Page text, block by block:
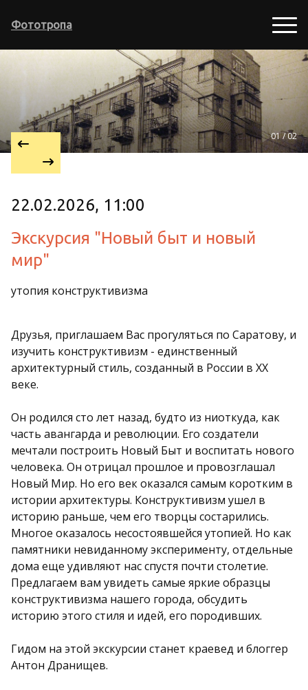
Фототропа
Экскурсия "Новый быт и новый
мир"
22.02.2026, 11:00
утопия конструктивизма
01 / 02
Друзья, приглашаем Вас прогуляться по Саратову, и
изучить конструктивизм - единственный
архитектурный стиль, созданный в России в XX
веке.
Он родился сто лет назад, будто из ниоткуда, как
часть авангарда и революции. Его создатели
мечтали построить Новый Быт и воспитать нового
человека. Он отрицал прошлое и провозглашал
Новый Мир. Но его век оказался самым коротким в
истории архитектуры. Конструктивизм ушел в
историю раньше, чем его творцы состарились.
Многое оказалось несостоявшейся утопией. Но как
памятники невиданному эксперименту, отдельные
дома еще удивляют нас спустя почти столетие.
Предлагаем вам увидеть самые яркие образцы
конструктивизма нашего города, обсудить
историю этого стиля и идей, его породивших.
Гидом на этой экскурсии станет краевед и блоггер
Антон Дранищев.